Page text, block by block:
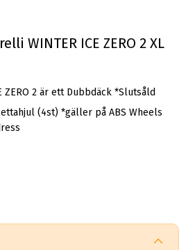
WINTER ICE ZERO 2 XL
ZERO 2 är ett Dubbdäck *Slutsåld
(4st) *gäller på ABS Wheels